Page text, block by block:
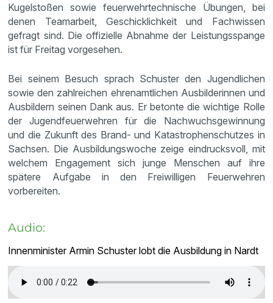
Kugelstoßen sowie feuerwehrtechnische Übungen, bei
denen Teamarbeit, Geschicklichkeit und Fachwissen
gefragt sind. Die offizielle Abnahme der Leistungsspange
ist für Freitag vorgesehen.
Bei seinem Besuch sprach Schuster den Jugendlichen
sowie den zahlreichen ehrenamtlichen Ausbilderinnen und
Ausbildern seinen Dank aus. Er betonte die wichtige Rolle
der Jugendfeuerwehren für die Nachwuchsgewinnung
und die Zukunft des Brand- und Katastrophenschutzes in
Sachsen. Die Ausbildungswoche zeige eindrucksvoll, mit
welchem Engagement sich junge Menschen auf ihre
spätere Aufgabe in den Freiwilligen Feuerwehren
vorbereiten.
Audio:
Innenminister Armin Schuster lobt die Ausbildung in Nardt